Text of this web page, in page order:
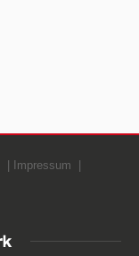
Impressum